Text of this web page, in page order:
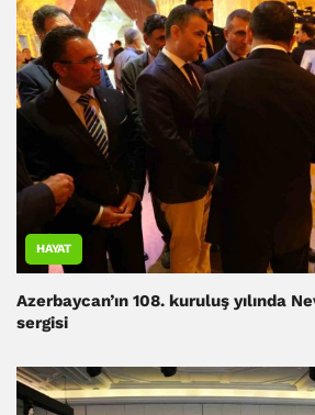
HAYAT
Azerbaycan’ın 108. kuruluş yılında
sergisi